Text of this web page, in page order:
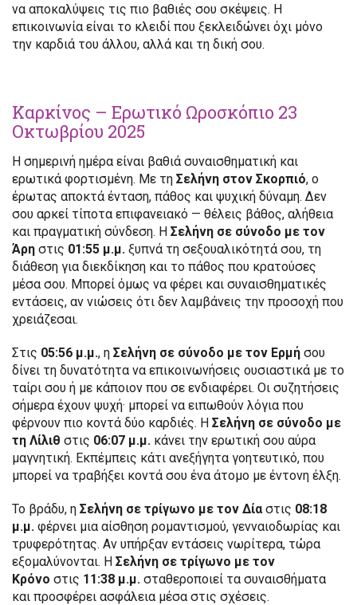
να αποκαλύψεις τις πιο βαθιές σου σκέψεις. Η
επικοινωνία είναι το κλειδί που ξεκλειδώνει όχι μόνο
την καρδιά του άλλου, αλλά και τη δική σου.
Καρκίνος – Ερωτικό Ωροσκόπιο 23
Οκτωβρίου 2025
Η σημερινή ημέρα είναι βαθιά συναισθηματική και
ερωτικά φορτισμένη. Με τη Σελήνη στον Σκορπιό, ο
έρωτας αποκτά ένταση, πάθος και ψυχική δύναμη. Δεν
σου αρκεί τίποτα επιφανειακό — θέλεις βάθος, αλήθεια
και πραγματική σύνδεση. Η Σελήνη σε σύνοδο με τον
Άρη στις 01:55 μ.μ. ξυπνά τη σεξουαλικότητά σου, τη
διάθεση για διεκδίκηση και το πάθος που κρατούσες
μέσα σου. Μπορεί όμως να φέρει και συναισθηματικές
εντάσεις, αν νιώσεις ότι δεν λαμβάνεις την προσοχή που
χρειάζεσαι.
Στις 05:56 μ.μ., η Σελήνη σε σύνοδο με τον Ερμή σου
δίνει τη δυνατότητα να επικοινωνήσεις ουσιαστικά με το
ταίρι σου ή με κάποιον που σε ενδιαφέρει. Οι συζητήσεις
σήμερα έχουν ψυχή· μπορεί να ειπωθούν λόγια που
φέρνουν πιο κοντά δύο καρδιές. Η Σελήνη σε σύνοδο με
τη Λίλιθ στις 06:07 μ.μ. κάνει την ερωτική σου αύρα
μαγνητική. Εκπέμπεις κάτι ανεξήγητα γοητευτικό, που
μπορεί να τραβήξει κοντά σου ένα άτομο με έντονη έλξη.
Το βράδυ, η Σελήνη σε τρίγωνο με τον Δίαστις 08:18
μ.μ. φέρνει μια αίσθηση ρομαντισμού, γενναιοδωρίας και
τρυφερότητας. Αν υπήρξαν εντάσεις νωρίτερα, τώρα
εξομαλύνονται. Η Σελήνη σε τρίγωνο με τον
Κρόνο στις 11:38 μ.μ. σταθεροποιεί τα συναισθήματα
και προσφέρει ασφάλεια μέσα στις σχέσεις.